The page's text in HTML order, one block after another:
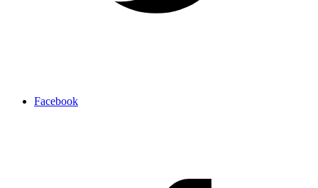
Facebook